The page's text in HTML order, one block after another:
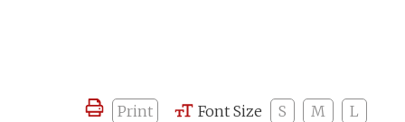
Print Font Size S M
L